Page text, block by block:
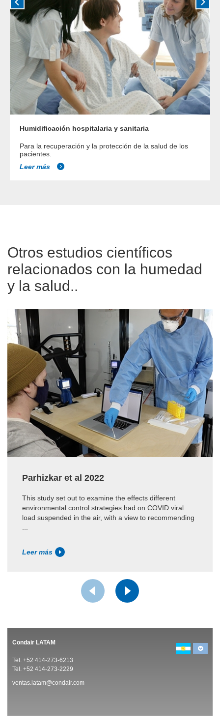
Humidificación hospitalaria y sanitaria
Para la recuperación y la protección de la salud de los
pacientes.
Leer más
Otros estudios científicos
relacionados con la humedad
y la salud..
Parhizkar et al 2022
This study set out to examine the effects different
environmental control strategies had on COVID viral
load suspended in the air, with a view to recommending
Leer más
Condair LATAM
Tel. +52 414-273-6213
Tel. +52 414-273-2229
ventas.latam@condair.com